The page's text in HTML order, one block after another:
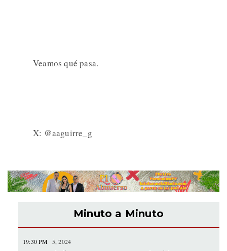
Veamos qué pasa.
X: @aaguirre_g
Minuto a Minuto
19:30 PM 5, 2024